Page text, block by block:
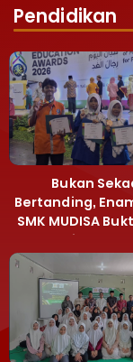
Pendidikan
Bukan
Bertanding,
SMK MUDISA
di MEA